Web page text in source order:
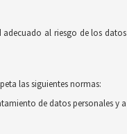
adecuado al riesgo de los datos
las siguientes normas:
de datos personales y a